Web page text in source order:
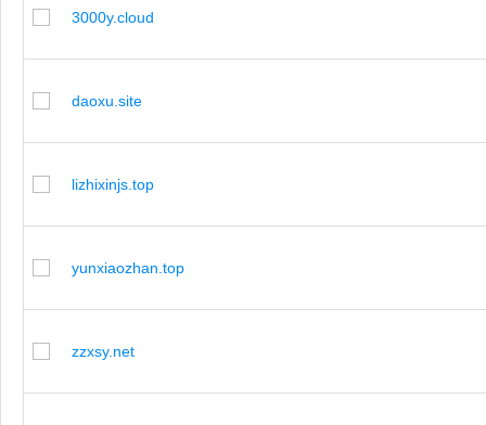
3000y.cloud
daoxu.site
lizhixinjs.top
yunxiaozhan.top
zzxsy.net